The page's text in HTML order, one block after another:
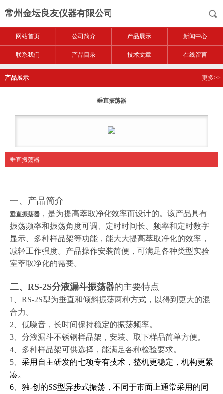
常州金坛良友仪器有限公司
网站首页 公司简介 产品展示 新闻中心
联系我们 产品目录 技术文章 在线留言
产品展示 更多>>
垂直振荡器
垂直振荡器
一、产品简介
垂直振荡器 ，是为提高萃取净化效率而设计的。该产品具有
振荡频率和振荡角度可调、定时时间长、频率和定时数字
显示、多种样品架等功能，能大大提高萃取净化的效率，
减轻工作强度。产品操作安装简便，可满足各种类型实验
室萃取净化的需要。
二、 RS-2S分液漏斗振荡器的主要特点
1、 RS-2S型为垂直和倾斜振荡两种方式，以得到更大的混
合力。
2、低噪音，长时间保持稳定的振荡频率。
3、分液漏斗不锈钢样品架，安装、取下样品简单方便。
4、多种样品架可供选择，能满足各种检验要求。
5、 采用自主研发的七项专有技术，整机更稳定，机构更紧
凑。
6、独-创 的SS型异步式振荡，不同于市面上通常采用的同